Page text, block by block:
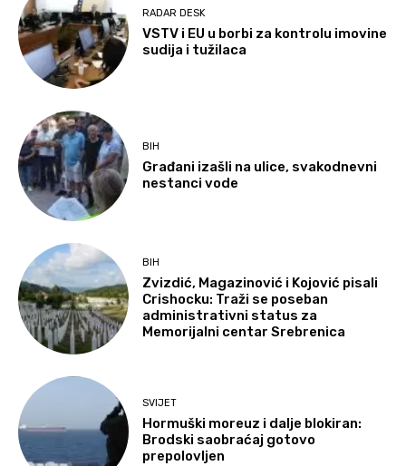
RADAR DESK
VSTV i EU u borbi za kontrolu imovine
sudija i tužilaca
BIH
Građani izašli na ulice, svakodnevni
nestanci vode
BIH
Zvizdić, Magazinović i Kojović pisali
Crishocku: Traži se poseban
administrativni status za
Memorijalni centar Srebrenica
SVIJET
Hormuški moreuz i dalje blokiran:
Brodski saobraćaj gotovo
prepolovljen